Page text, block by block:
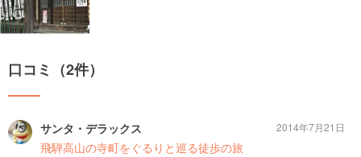
口コミ（2件）
サンタ・デラックス
飛騨高山の寺町をぐるりと巡る徒歩の旅
2014年7月21日